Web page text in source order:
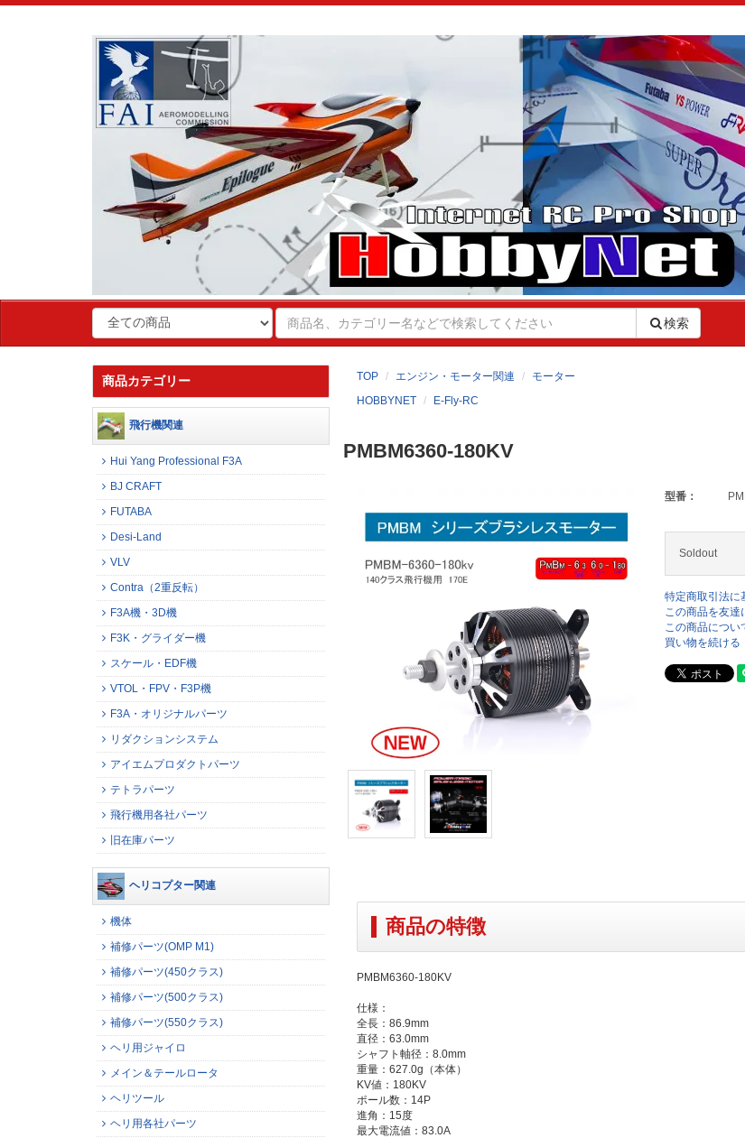
検索
TOP エンジン・モーター関連
モーター
HOBBYNET
E-Fly-RC
PMBM6360-180KV
型番：
Soldout
特定商取引法に
この商品を友達
この商品につい
買い物を続ける
商品の特徴
PMBM6360-180KV
仕様：
全長：86.9mm
直径：63.0mm
シャフト軸径：8.0mm
重量：627.0g（本体）
KV値：180KV
ポール数：14P
進角：15度
最大電流値：83.0A
商品カテゴリー
飛行機関連
Hui Yang Professional F3A
BJ CRAFT
FUTABA
Desi-Land
VLV
Contra（2重反転）
F3A機・3D機
F3K・グライダー機
スケール・EDF機
VTOL・FPV・F3P機
F3A・オリジナルパーツ
リダクションシステム
アイエムプロダクトパーツ
テトラパーツ
飛行機用各社パーツ
旧在庫パーツ
ヘリコプター関連
機体
補修パーツ(OMP M1)
補修パーツ(450クラス)
補修パーツ(500クラス)
補修パーツ(550クラス)
ヘリ用ジャイロ
メイン＆テールロータ
ヘリツール
ヘリ用各社パーツ